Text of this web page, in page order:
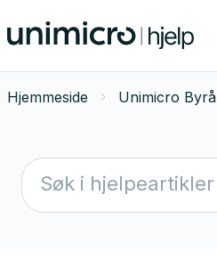
Hjemmeside Unimicro Byrå